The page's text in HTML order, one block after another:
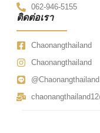
062-946-5155
ติดต่อเรา
Chaonangthailand
Chaonangthailand
@Chaonangthailand